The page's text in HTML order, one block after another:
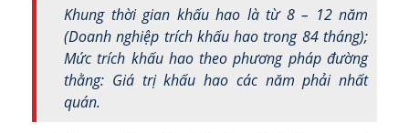
Khung thời gian khấu hao là từ 8 – 12 năm
(Doanh nghiệp trích khấu hao trong 84 tháng);
Mức trích khấu hao theo phương pháp đường
thằng: Giá trị khấu hao các năm phải nhất
quán.